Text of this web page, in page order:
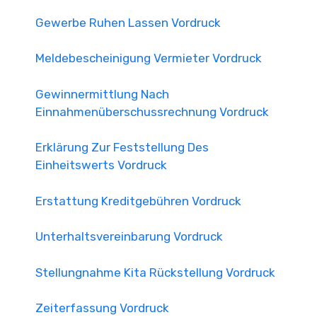
Gewerbe Ruhen Lassen Vordruck
Meldebescheinigung Vermieter Vordruck
Gewinnermittlung Nach
Einnahmenüberschussrechnung Vordruck
Erklärung Zur Feststellung Des
Einheitswerts Vordruck
Erstattung Kreditgebühren Vordruck
Unterhaltsvereinbarung Vordruck
Stellungnahme Kita Rückstellung Vordruck
Zeiterfassung Vordruck